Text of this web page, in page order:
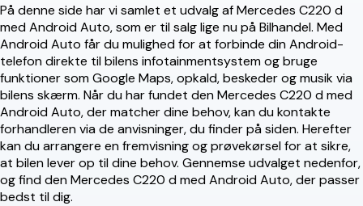
På denne side har vi samlet et udvalg af Mercedes C220 d
med Android Auto, som er til salg lige nu på Bilhandel. Med
Android Auto får du mulighed for at forbinde din Android-
telefon direkte til bilens infotainmentsystem og bruge
funktioner som Google Maps, opkald, beskeder og musik via
bilens skærm. Når du har fundet den Mercedes C220 d med
Android Auto, der matcher dine behov, kan du kontakte
forhandleren via de anvisninger, du finder på siden. Herefter
kan du arrangere en fremvisning og prøvekørsel for at sikre,
at bilen lever op til dine behov. Gennemse udvalget nedenfor,
og find den Mercedes C220 d med Android Auto, der passer
bedst til dig.